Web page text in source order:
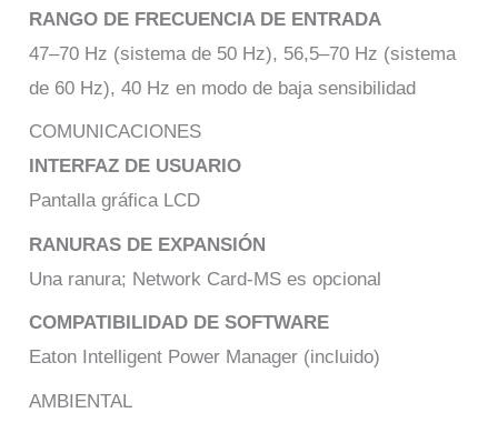
RANGO DE FRECUENCIA DE ENTRADA
47–70 Hz (sistema de 50 Hz), 56,5–70 Hz (sistema
de 60 Hz), 40 Hz en modo de baja sensibilidad
COMUNICACIONES
INTERFAZ DE USUARIO
Pantalla gráfica LCD
RANURAS DE EXPANSIÓN
Una ranura; Network Card-MS es opcional
COMPATIBILIDAD DE SOFTWARE
Eaton Intelligent Power Manager (incluido)
AMBIENTAL